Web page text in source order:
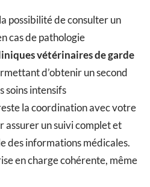
possibilité de consulter un
cas de pathologie
vétérinaires de garde
d’obtenir un second
soins intensifs
la coordination avec votre
un suivi complet et
des informations médicales.
en charge cohérente, même